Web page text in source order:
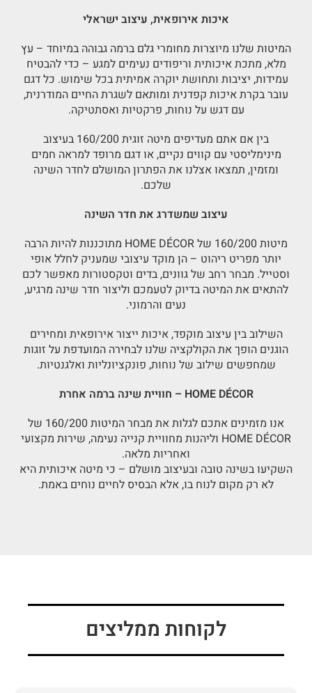
איכות אירופאית, עיצוב ישראלי
המיטות שלנו מיוצרות מחומרי גלם ברמה גבוהה במיוחד – עץ
מלא, מתכת איכותית וריפודים נעימים למגע – כדי להבטיח
עמידות, יציבות ותחושת יוקרה אמיתית בכל שימוש. כל דגם
עובר בקרת איכות קפדנית ומותאם לשגרת החיים המודרנית,
עם דגש על נוחות, פרקטיות ואסתטיקה.
בין אם אתם מעדיפים מיטה זוגית 160/200 בעיצוב
מינימליסטי עם קווים נקיים, או דגם מרופד למראה חמים
ומזמין, תמצאו אצלנו את הפתרון המושלם לחדר השינה
שלכם.
עיצוב שמשדרג את חדר השינה
מיטות 160/200 של HOME DÉCOR מתוכננות להיות הרבה
יותר מפריט ריהוט – הן מוקד עיצובי שמעניק לחלל אופי
וסטייל. מבחר רחב של גוונים, בדים וטקסטורות מאפשר לכם
להתאים את המיטה בדיוק לטעמכם וליצור חדר שינה מרגיע,
נעים והרמוני.
השילוב בין עיצוב מוקפד, איכות ייצור אירופאית ומחירים
הוגנים הופך את הקולקציה שלנו לבחירה המועדפת על זוגות
שמחפשים שילוב של נוחות, פונקציונליות ואלגנטיות.
HOME DÉCOR – חוויית שינה ברמה אחרת
אנו מזמינים אתכם לגלות את מבחר המיטות 160/200 של
HOME DÉCOR וליהנות מחוויית קנייה נעימה, שירות מקצועי
ואחריות מלאה.
השקיעו בשינה טובה ובעיצוב מושלם – כי מיטה איכותית היא
לא רק מקום לנוח בו, אלא הבסיס לחיים נוחים באמת.
לקוחות ממליצים